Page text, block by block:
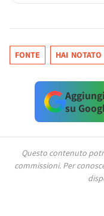
FONTE HAI NOTATO
su
Questo contenuto
commissioni. Per